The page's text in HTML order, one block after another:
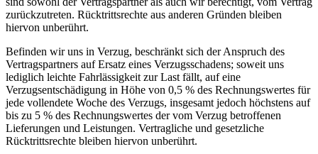
zurückzutreten. Rücktrittsrechte aus anderen Gründen bleiben
hiervon unberührt.
Befinden wir uns in Verzug, beschränkt sich der Anspruch des
Vertragspartners auf Ersatz eines Verzugsschadens; soweit uns
lediglich leichte Fahrlässigkeit zur Last fällt, auf eine
Verzugsentschädigung in Höhe von 0,5 % des Rechnungswertes für
jede vollendete Woche des Verzugs, insgesamt jedoch höchstens auf
bis zu 5 % des Rechnungswertes der vom Verzug betroffenen
Lieferungen und Leistungen. Vertragliche und gesetzliche
Rücktrittsrechte bleiben hiervon unberührt.